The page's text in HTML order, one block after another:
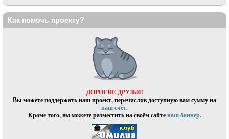
Как помочь проекту?
ДОРОГИЕ ДРУЗЬЯ!
Вы можете поддержать наш проект, перечислив доступную вам сумму на
наш счёт.
Кроме того, вы можете разместить на своём сайтенаш баннер.